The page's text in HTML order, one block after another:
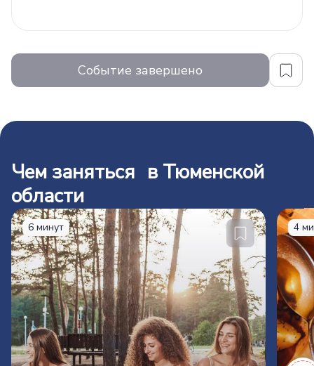
Событие завершено
Чем заняться в Тюменской
области
6 минут 4